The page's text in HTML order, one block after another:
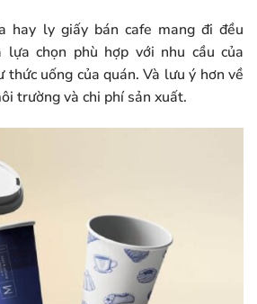
hay ly giấy bán cafe mang đi đều
lựa chọn phù hợp với nhu cầu của
thức uống của quán. Và lưu ý hơn về
trường và chi phí sản xuất.